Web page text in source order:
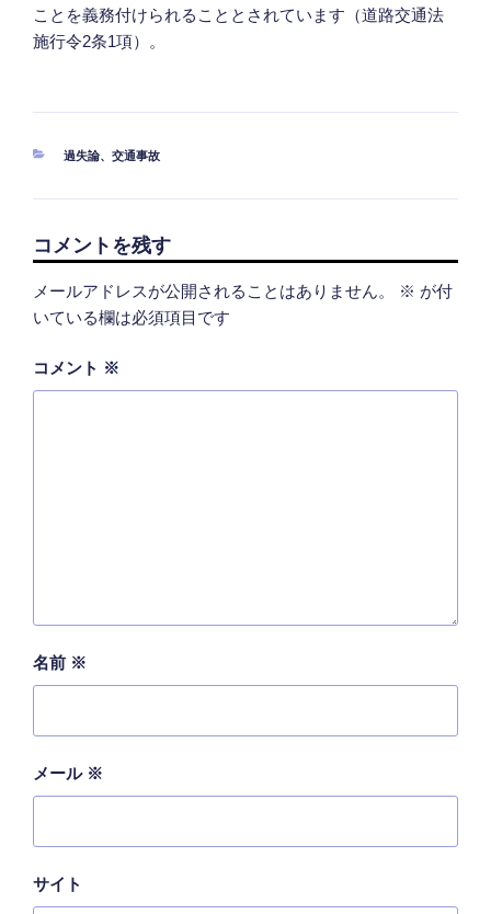
ことを義務付けられることとされています（道路交通法
施行令2条1項）。
カ
過失論、 交通事故
コメントを残す
メールアドレスが公開されることはありません。 ※ が付
いている欄は必須項目です
コメント ※
名前 ※
メール ※
サイト